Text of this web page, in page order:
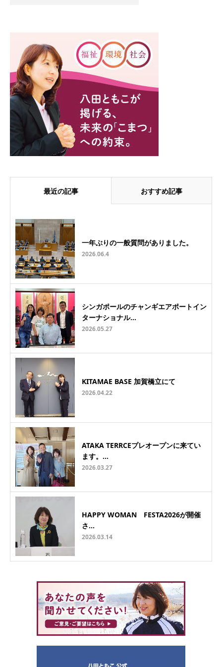
最近の記事 おすすめ記事
一年ぶりの一般質問がありました。
2026.06.4
シンガポールのチャンギエアポートイン
ターナショナル…
2026.05.27
KITAMAE BASE 加賀橋立にて
2026.04.22
ATAKA TERRCEプレオープンに来てい
ます。…
2026.03.27
HAPPY WOMAN FESTA2026が開催
さ…
2026.03.14